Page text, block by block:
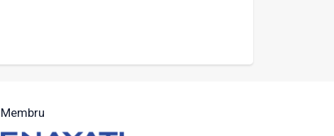
Membru